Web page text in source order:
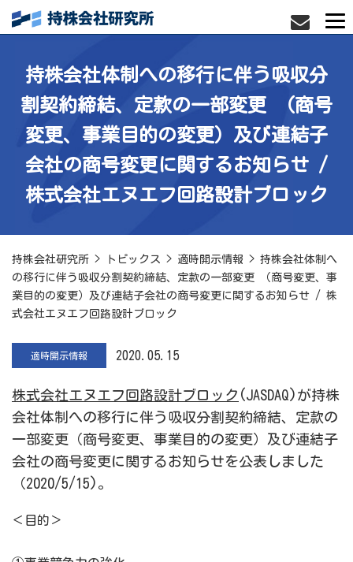
持株会社体制への移行に伴う吸収分
割契約締結、定款の一部変更 （商号
変更、事業目的の変更）及び連結子
会社の商号変更に関するお知らせ /
株式会社エヌエフ回路設計ブロック
持株会社研究所 > トピックス > 適時開示情報 > 持株会社体制へ
の移行に伴う吸収分割契約締結、定款の一部変更 （商号変更、事
業目的の変更）及び連結子会社の商号変更に関するお知らせ / 株
式会社エヌエフ回路設計ブロック
適時開示情報 2020.05.15
株式会社エヌエフ回路設計ブロック (JASDAQ)が持株
会社体制への移行に伴う吸収分割契約締結、定款の
一部変更（商号変更、事業目的の変更）及び連結子
会社の商号変更に関するお知らせを公表しました
（2020/5/15)。
＜目的＞